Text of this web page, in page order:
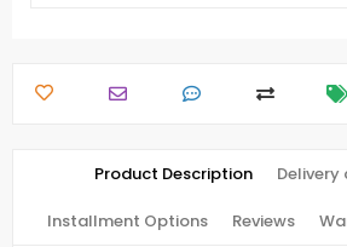
Product Description Delivery
Installment Options Reviews